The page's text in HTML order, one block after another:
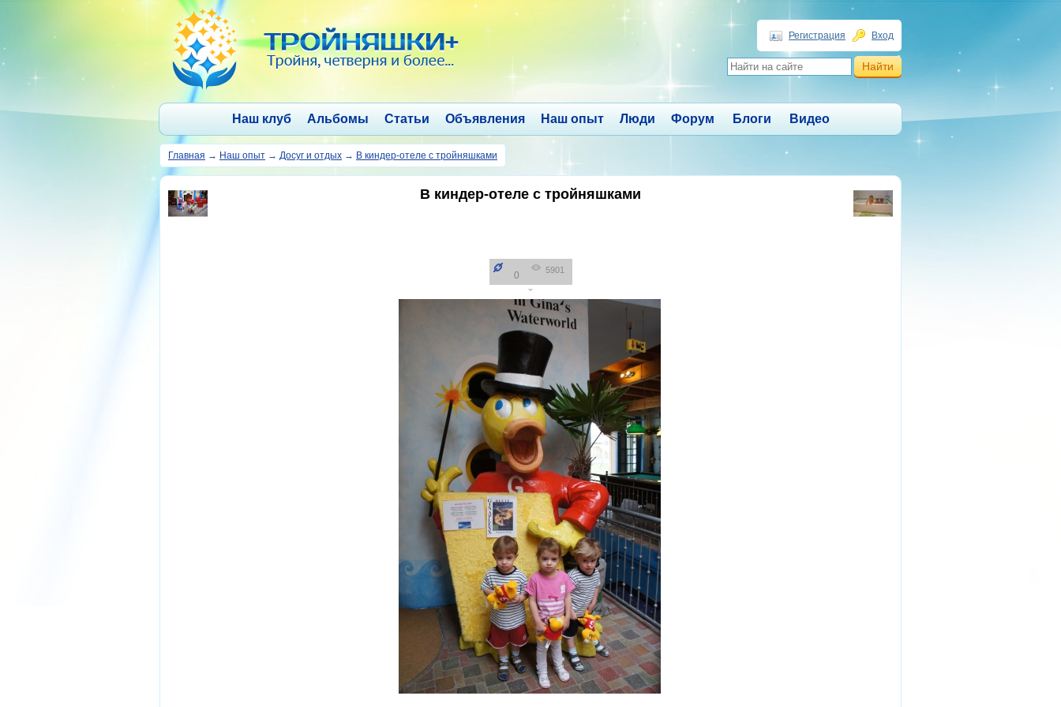
Регистрация Вход
Наш клуб Альбомы Статьи Объявления Наш опыт Люди Форум Блоги Видео
Главная → Наш опыт → Досуг и отдых → В киндер-отеле с тройняшками
В киндер-отеле с тройняшками
0 5901